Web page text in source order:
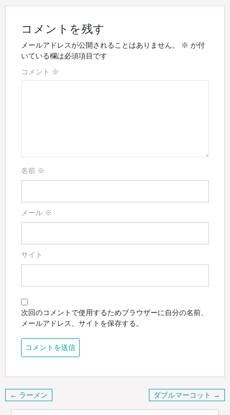
コメントを残す
メールアドレスが公開されることはありません。 ※ が付
いている欄は必須項目です
コメント ※
名前 ※
メール ※
サイト
次回のコメントで使用するためブラウザーに自分の名前、
メールアドレス、サイトを保存する。
投
稿
← ラーメン ダブルマーコット →